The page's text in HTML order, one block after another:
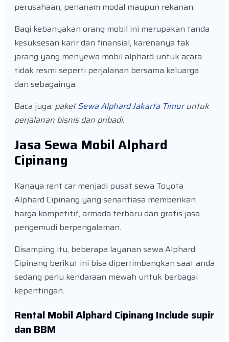
perusahaan, penanam modal maupun rekanan.
Bagi kebanyakan orang mobil ini merupakan tanda
kesuksesan karir dan finansial, karenanya tak
jarang yang menyewa mobil alphard untuk acara
tidak resmi seperti perjalanan bersama keluarga
dan sebagainya.
Baca juga: paketSewa Alphard Jakarta Timuruntuk
perjalanan bisnis dan pribadi.
Jasa Sewa Mobil Alphard
Cipinang
Kanaya rent car menjadi pusat sewa Toyota
Alphard Cipinang yang senantiasa memberikan
harga kompetitif, armada terbaru dan gratis jasa
pengemudi berpengalaman.
Disamping itu, beberapa layanan sewa Alphard
Cipinang berikut ini bisa dipertimbangkan saat anda
sedang perlu kendaraan mewah untuk berbagai
kepentingan.
Rental Mobil Alphard Cipinang Include supir
dan BBM